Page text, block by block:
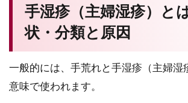
手湿疹（主婦湿疹）と
状・分類と原因
一般的には、手荒れと手湿疹（主婦湿
意味で使われます。